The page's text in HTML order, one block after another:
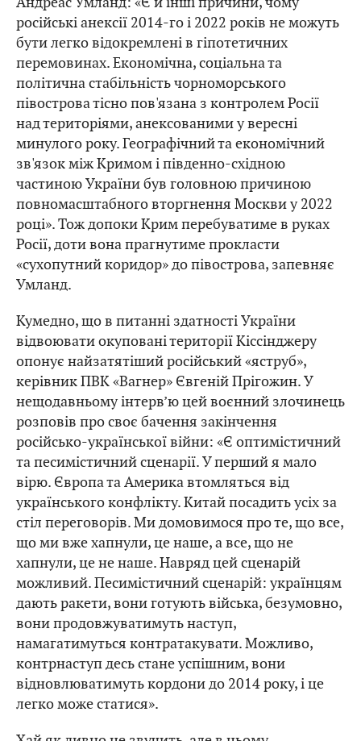
російські анексії 2014-го і 2022 років не можуть
бути легко відокремлені в гіпотетичних
перемовинах. Економічна, соціальна та
політична стабільність чорноморського
півострова тісно пов'язана з контролем Росії
над територіями, анексованими у вересні
минулого року. Географічний та економічний
зв'язок між Кримом і південно-східною
частиною України був головною причиною
повномасштабного вторгнення Москви у 2022
році». Тож допоки Крим перебуватиме в руках
Росії, доти вона прагнутиме прокласти
«сухопутний коридор» до півострова, запевняє
Умланд.
Кумедно, що в питанні здатності України
відвоювати окуповані території Кіссінджеру
опонує найзатятіший російський «яструб»,
керівник ПВК «Вагнер» Євгеній Прігожин. У
нещодавньому інтерв’ю цей воєнний злочинець
розповів про своє бачення закінчення
російсько-української війни: «Є оптимістичний
та песимістичний сценарії. У перший я мало
вірю. Європа та Америка втомляться від
українського конфлікту. Китай посадить усіх за
стіл переговорів. Ми домовимося про те, що все,
що ми вже хапнули, це наше, а все, що не
хапнули, це не наше. Навряд цей сценарій
можливий. Песимістичний сценарій: українцям
дають ракети, вони готують війська, безумовно,
вони продовжуватимуть наступ,
намагатимуться контратакувати. Можливо,
контрнаступ десь стане успішним, вони
відновлюватимуть кордони до 2014 року, і це
легко може статися».